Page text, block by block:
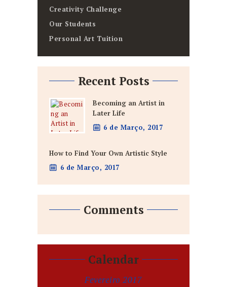
Creativity Challenge
Our Students
Personal Art Tuition
Recent Posts
Becoming an Artist in
Later Life
6 de Março, 2017
How to Find Your Own Artistic Style
6 de Março, 2017
Comments
Calendar
Fevereiro 2017